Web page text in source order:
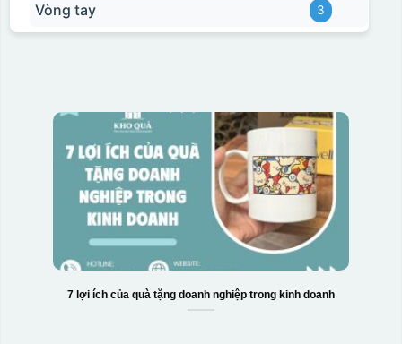
Vòng tay 3
7 lợi ích của quà tặng doanh nghiệp trong kinh doanh